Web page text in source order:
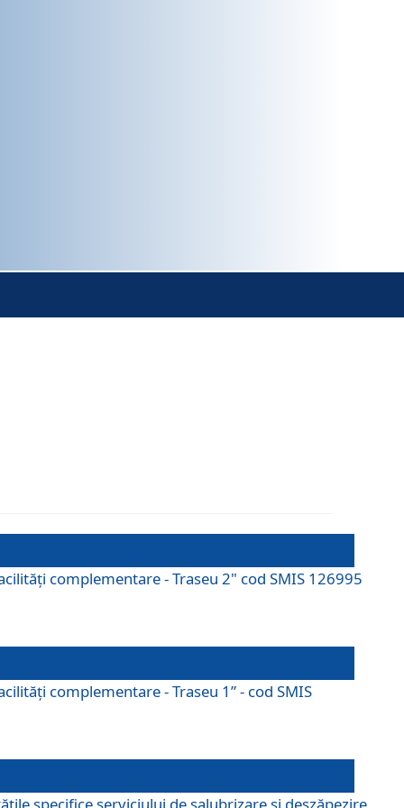
complementare - Traseu 2" cod SMIS 126995
complementare - Traseu 1” - cod SMIS